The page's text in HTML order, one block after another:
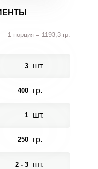
1 порция = 1193,3 гр.
3 шт.
400 гр.
1 шт.
250 гр.
2 - 3 шт.